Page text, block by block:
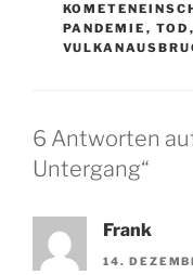
PANDEMIE , TOD ,
6 Antworten
Untergang“
Frank
14.